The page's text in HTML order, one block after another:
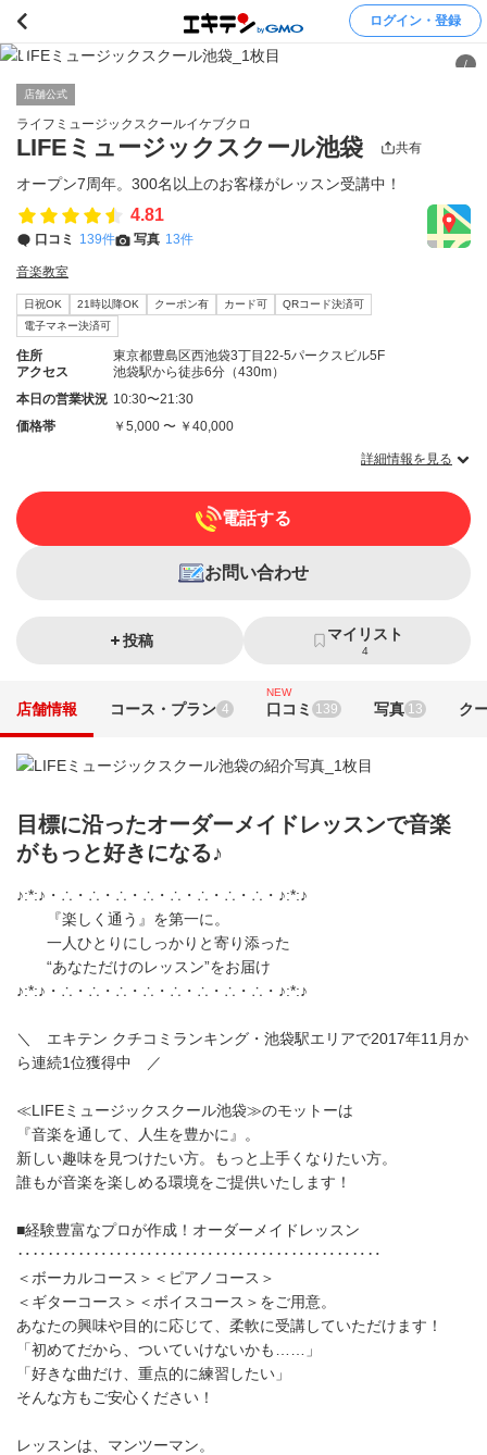
ログイン・登録
/
店舗公式
ライフミュージックスクールイケブクロ
LIFEミュージックスクール池袋 共有
オープン7周年。300名以上のお客様がレッスン受講中！
4.81
口コミ 139件 写真 13件
音楽教室
日祝OK 21時以降OK クーポン有 カード可
QRコード決済可
電子マネー決済可
住所
東京都豊島区西池袋3丁目22-5パークスビル5F
アクセス
池袋駅から徒歩6分（430m）
本日の営業状況 10:30〜21:30
価格帯
￥5,000 〜 ￥40,000
詳細情報を見る
電話する
お問い合わせ
投稿 マイリスト
4
店舗情報 コース・プラン 4
NEW
口コミ 139 写真 13 ク
目標に沿ったオーダーメイドレッスンで音楽
がもっと好きになる♪
♪:*:♪・∴・∴・∴・∴・∴・∴・∴・∴・♪:*:♪
『楽しく通う』を第一に。
一人ひとりにしっかりと寄り添った
“あなただけのレッスン”をお届け
♪:*:♪・∴・∴・∴・∴・∴・∴・∴・∴・♪:*:♪
＼ エキテン クチコミランキング・池袋駅エリアで2017年11月か
ら連続1位獲得中 ／
≪LIFEミュージックスクール池袋≫のモットーは
『音楽を通して、人生を豊かに』。
新しい趣味を見つけたい方。もっと上手くなりたい方。
誰もが音楽を楽しめる環境をご提供いたします！
■経験豊富なプロが作成！オーダーメイドレッスン
‥‥‥‥‥‥‥‥‥‥‥‥‥‥‥‥‥‥‥‥‥‥‥‥
＜ボーカルコース＞＜ピアノコース＞
＜ギターコース＞＜ボイスコース＞をご用意。
あなたの興味や目的に応じて、柔軟に受講していただけます！
「初めてだから、ついていけないかも……」
「好きな曲だけ、重点的に練習したい」
そんな方もご安心ください！
レッスンは、マンツーマン。